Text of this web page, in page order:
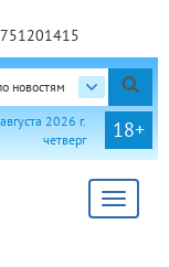
новостям
18+
2026 г.
четверг
Toggle